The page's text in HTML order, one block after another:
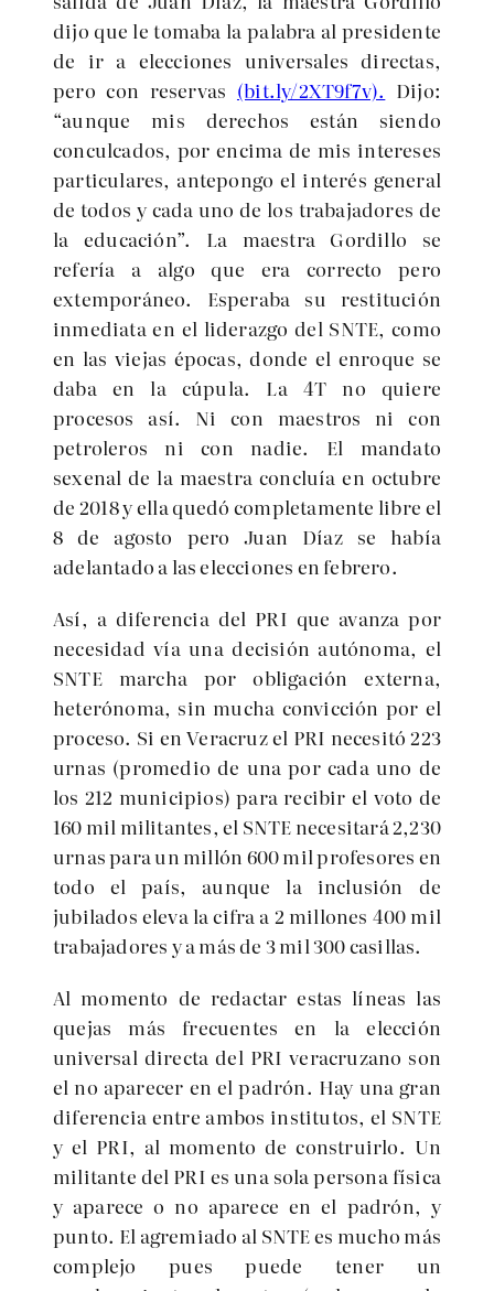
dijo que le tomaba la palabra al presidente
de ir a elecciones universales directas,
pero con reservas (bit.ly/2XT9f7v). Dijo:
“aunque mis derechos están siendo
conculcados, por encima de mis intereses
particulares, antepongo el interés general
de todos y cada uno de los trabajadores de
la educación”. La maestra Gordillo se
refería a algo que era correcto pero
extemporáneo. Esperaba su restitución
inmediata en el liderazgo del SNTE, como
en las viejas épocas, donde el enroque se
daba en la cúpula. La 4T no quiere
procesos así. Ni con maestros ni con
petroleros ni con nadie. El mandato
sexenal de la maestra concluía en octubre
de 2018 y ella quedó completamente libre el
8 de agosto pero Juan Díaz se había
adelantado a las elecciones en febrero.
Así, a diferencia del PRI que avanza por
necesidad vía una decisión autónoma, el
SNTE marcha por obligación externa,
heterónoma, sin mucha convicción por el
proceso. Si en Veracruz el PRI necesitó 223
urnas (promedio de una por cada uno de
los 212 municipios) para recibir el voto de
160 mil militantes, el SNTE necesitará 2,230
urnas para un millón 600 mil profesores en
todo el país, aunque la inclusión de
jubilados eleva la cifra a 2 millones 400 mil
trabajadores y a más de 3 mil 300 casillas.
Al momento de redactar estas líneas las
quejas más frecuentes en la elección
universal directa del PRI veracruzano son
el no aparecer en el padrón. Hay una gran
diferencia entre ambos institutos, el SNTE
y el PRI, al momento de construirlo. Un
militante del PRI es una sola persona física
y aparece o no aparece en el padrón, y
punto. El agremiado al SNTE es mucho más
complejo pues puede tener un